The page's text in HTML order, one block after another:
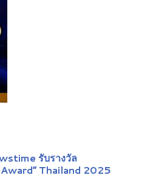
รับรางวัล
Thailand 2025